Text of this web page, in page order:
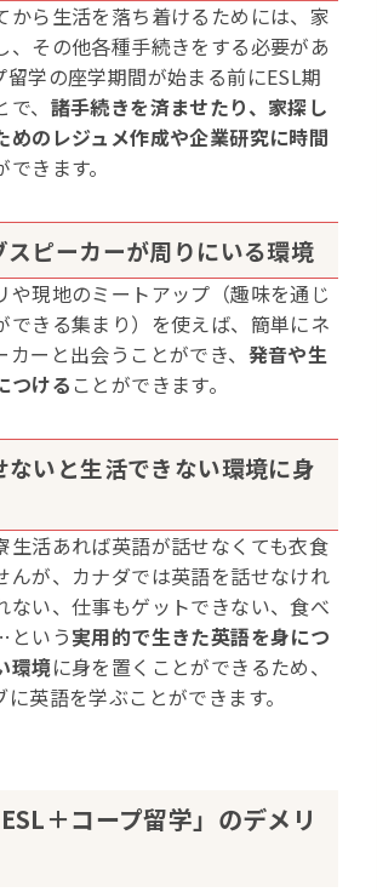
から生活を落ち着けるためには、家
、その他各種手続きをする必要があ
留学の座学期間が始まる前にESL期
、 諸手続きを済ませたり、家探し
めのレジュメ作成や企業研究に時間
できます。
スピーカーが周りにいる環境
や現地のミートアップ（趣味を通じ
できる集まり）を使えば、簡単にネ
ーと出会うことができ、 発音や生
つける ことができます。
ないと生活できない環境に身
生活あれば英語が話せなくても衣食
んが、カナダでは英語を話せなけれ
ない、仕事もゲットできない、食べ
という実用的で生きた英語を身につ
環境に身を置くことができるため、
英語を学ぶことができます。
＋コープ留学」 のデメリ